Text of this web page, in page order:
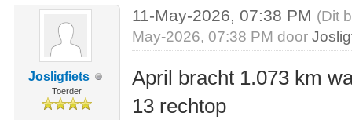
Josligfiets
Toerder
11-May-2026, 07:38 PM (Dit
May-2026, 07:38 PM door
April bracht 1.073 km
13 rechtop